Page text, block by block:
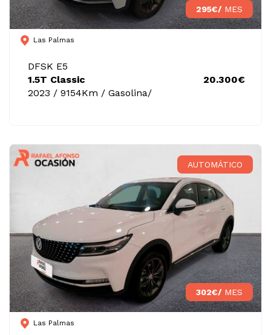
295€/ MES
Las Palmas
DFSK E5
1.5T Classic
2023 / 9154Km / Gasolina/
20.300€
AUTOMÁTICO
302€/ MES
Las Palmas